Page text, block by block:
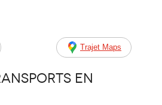
Trajet Maps
en